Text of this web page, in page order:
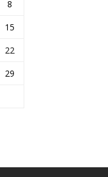
8
15
22
29